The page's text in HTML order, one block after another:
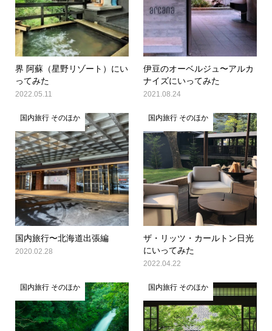
界 阿蘇（星野リゾート）にい
ってみた
2022.05.11
伊豆のオーベルジュ〜アルカ
ナイズにいってみた
2021.08.24
国内旅行 そのほか
国内旅行〜北海道出張編
2020.02.28
国内旅行 そのほか
ザ・リッツ・カールトン日光
にいってみた
2022.04.22
国内旅行 そのほか 国内旅行 そのほか